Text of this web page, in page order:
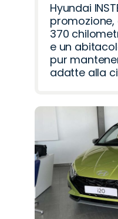
Hyundai
370
e un
pur
adatte alla